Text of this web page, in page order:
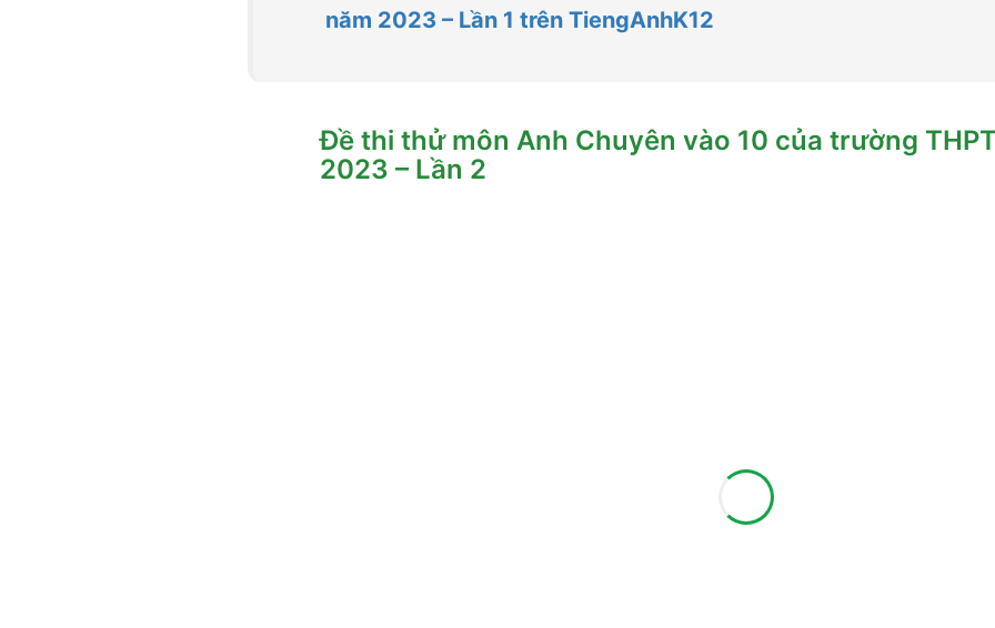
năm 2023 – Lần 1 trên TiengAnhK12
Đề thi thử môn Anh Chuyên vào 10 của trường
2023 – Lần 2